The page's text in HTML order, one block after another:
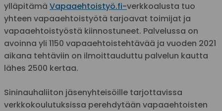
ylläpitämä Vapaaehtoistyö.fi-verkkoalusta tuo
yhteen vapaaehtoistyötä tarjoavat toimijat ja
vapaaehtoistyöstä kiinnostuneet. Palvelussa on
avoinna yli 1150 vapaaehtoistehtävää ja vuoden 2021
aikana tehtäviin on ilmoittauduttu palvelun kautta
lähes 2500 kertaa.
Sininauhaliiton jäsenyhteisöille tarjottavissa
verkkokoulutuksissa perehdytään vapaaehtoisten